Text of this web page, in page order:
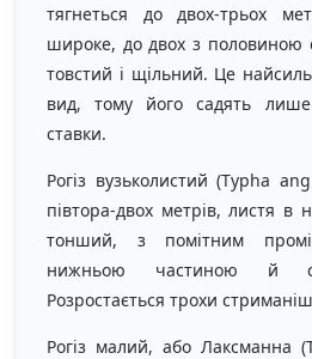
тягнеться до двох-трьох
широке, до двох з половиною
товстий і щільний. Це
вид, тому його садять
ставки.
Рогіз вузьколистий (Typha
півтора-двох метрів, листя в
тонший, з помітним
нижньою частиною й
Розростається трохи
Рогіз малий, або Лаксманна